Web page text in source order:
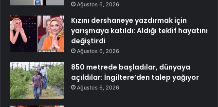
Ağustos 6, 2026
Kızını dershaneye yazdırmak için
yarışmaya katıldı: Aldığı teklif hayatını
değiştirdi
Ağustos 6, 2026
850 metrede başladılar, dünyaya
açıldılar: İngiltere’den talep yağıyor
Ağustos 6, 2026